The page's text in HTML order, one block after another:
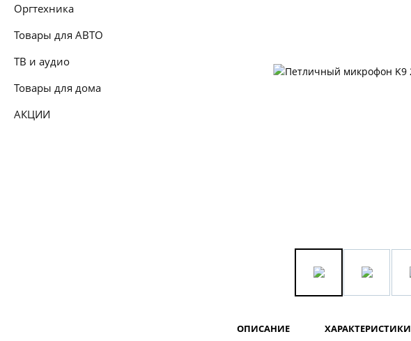
Оргтехника
Товары для АВТО
ТВ и аудио
Товары для дома
АКЦИИ
ОПИСАНИЕ ХАРАКТЕРИСТИКИ